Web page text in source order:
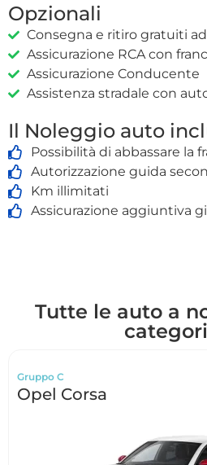
Opzionali
Consegna e ritiro gratuiti
Assicurazione RCA con
Assicurazione Conducente
Assistenza stradale con
Il Noleggio auto
Possibilità di abbassare la
Autorizzazione guida
Km illimitati
Assicurazione aggiuntiva
Tutte le auto a
Gruppo C
Opel Corsa